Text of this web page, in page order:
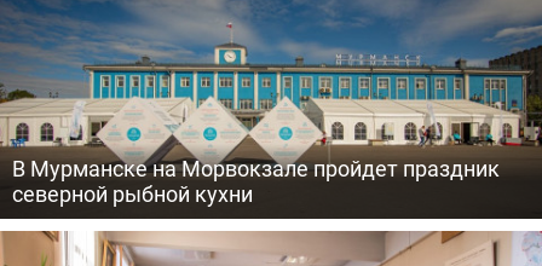
В Мурманске на Морвокзале пройдет праздник
северной рыбной кухни